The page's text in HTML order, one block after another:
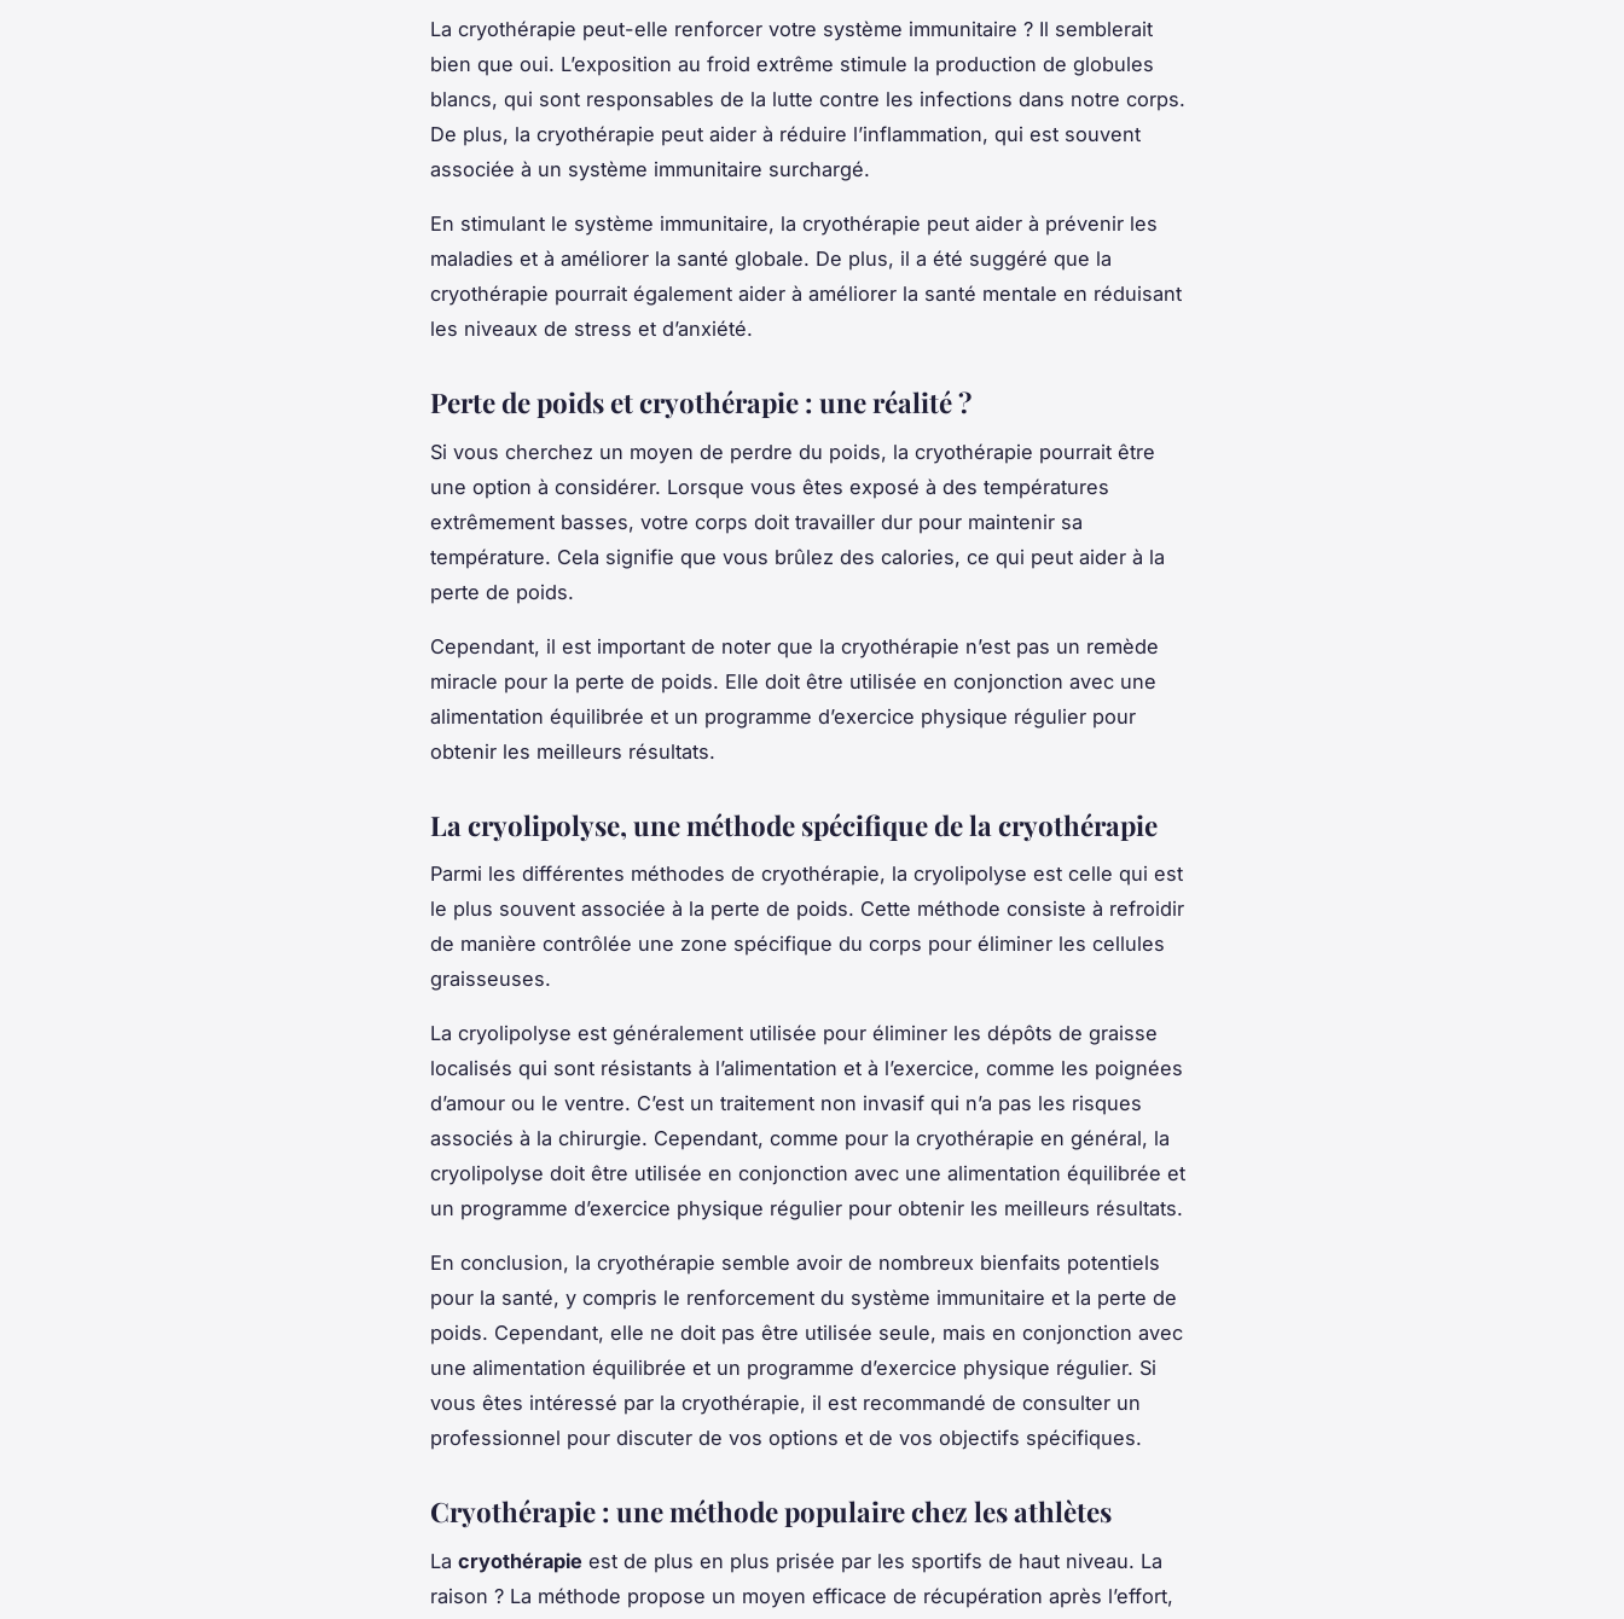
La cryothérapie peut-elle renforcer votre système immunitaire ? Il semblerait
bien que oui. L’exposition au froid extrême stimule la production de globules
blancs, qui sont responsables de la lutte contre les infections dans notre corps.
De plus, la cryothérapie peut aider à réduire l’inflammation, qui est souvent
associée à un système immunitaire surchargé.
En stimulant le système immunitaire, la cryothérapie peut aider à prévenir les
maladies et à améliorer la santé globale. De plus, il a été suggéré que la
cryothérapie pourrait également aider à améliorer la santé mentale en réduisant
les niveaux de stress et d’anxiété.
Perte de poids et cryothérapie : une réalité ?
Si vous cherchez un moyen de perdre du poids, la cryothérapie pourrait être
une option à considérer. Lorsque vous êtes exposé à des températures
extrêmement basses, votre corps doit travailler dur pour maintenir sa
température. Cela signifie que vous brûlez des calories, ce qui peut aider à la
perte de poids.
Cependant, il est important de noter que la cryothérapie n’est pas un remède
miracle pour la perte de poids. Elle doit être utilisée en conjonction avec une
alimentation équilibrée et un programme d’exercice physique régulier pour
obtenir les meilleurs résultats.
La cryolipolyse, une méthode spécifique de la cryothérapie
Parmi les différentes méthodes de cryothérapie, la cryolipolyse est celle qui est
le plus souvent associée à la perte de poids. Cette méthode consiste à refroidir
de manière contrôlée une zone spécifique du corps pour éliminer les cellules
graisseuses.
La cryolipolyse est généralement utilisée pour éliminer les dépôts de graisse
localisés qui sont résistants à l’alimentation et à l’exercice, comme les poignées
d’amour ou le ventre. C’est un traitement non invasif qui n’a pas les risques
associés à la chirurgie. Cependant, comme pour la cryothérapie en général, la
cryolipolyse doit être utilisée en conjonction avec une alimentation équilibrée et
un programme d’exercice physique régulier pour obtenir les meilleurs résultats.
En conclusion, la cryothérapie semble avoir de nombreux bienfaits potentiels
pour la santé, y compris le renforcement du système immunitaire et la perte de
poids. Cependant, elle ne doit pas être utilisée seule, mais en conjonction avec
une alimentation équilibrée et un programme d’exercice physique régulier. Si
vous êtes intéressé par la cryothérapie, il est recommandé de consulter un
professionnel pour discuter de vos options et de vos objectifs spécifiques.
Cryothérapie : une méthode populaire chez les athlètes
La cryothérapie est de plus en plus prisée par les sportifs de haut niveau. La
raison ? La méthode propose un moyen efficace de récupération après l’effort,